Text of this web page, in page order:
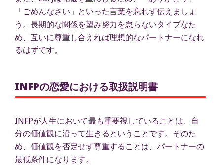
「ごめんなさい」といった言葉を忘れず伝えましょ
う。長期的な関係を望み努力を怠らないタイプなた
め、互いに尊重し合えれば理想的なパートナーになれ
るはずです。
INFPの恋愛における取扱説明書
INFPが人生において最も重要視していることは、自
分の価値観に沿って生きるということです。そのた
め、価値観を否定せず尊重することは、パートナーの
最低条件になります。